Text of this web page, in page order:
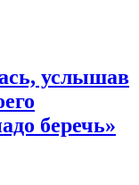
услышав
беречь»